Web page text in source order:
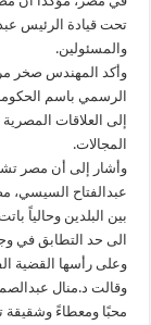
تحت قيادة الرئيس
والمسئولين.
وأكد المهندس صخر
الرسمي باسم الحكومة
إلى العلاقات
المجالات.
وأشار إلى أن مصر
عبدالفتاح السيسي،
بين البلدين وحالياً
الى حد التطابق في
وعلى رأسها القضية
وقالت د.منال
محبًا ومعطاءً وشقيقة